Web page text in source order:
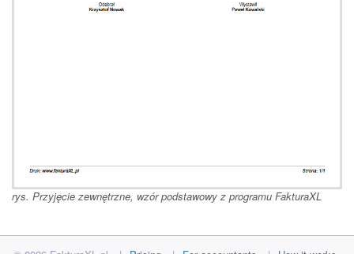
rys. Przyjęcie zewnętrzne, wzór podstawowy z programu FakturaXL